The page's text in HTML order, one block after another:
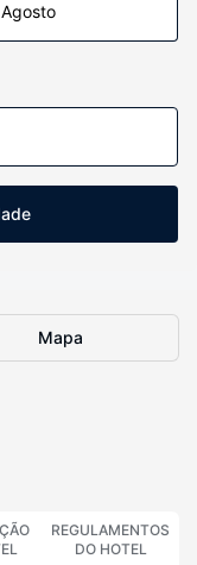
Mapa
REGULAMENTOS
DO HOTEL